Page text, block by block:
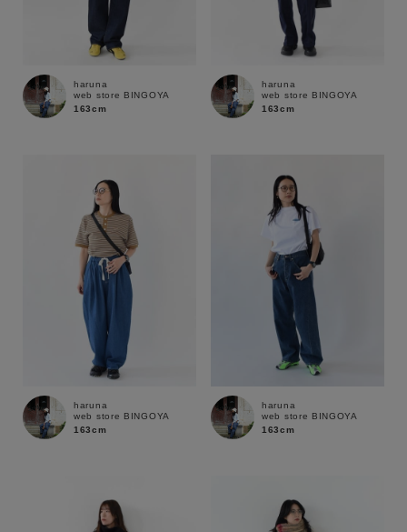
haruna
web store BINGOYA
163cm
haruna
web store BINGOYA
163cm
haruna
web store BINGOYA
163cm
haruna
web store BINGOYA
163cm